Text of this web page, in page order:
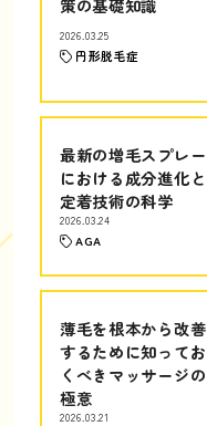
策の基礎知識
2026.03.25
円形脱毛症
最新の増毛スプレー
における成分進化と
定着技術の科学
2026.03.24
AGA
薄毛を根本から改善
するために知ってお
くべきマッサージの
極意
2026.03.21